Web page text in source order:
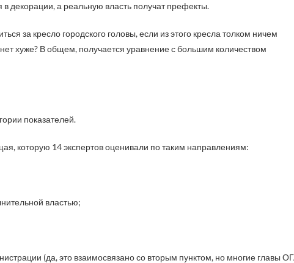
декорации, а реальную власть получат префекты.
за кресло городского головы, если из этого кресла толком ничем
хуже? В общем, получается уравнение с большим количеством
показателей.
которую 14 экспертов оценивали по таким направлениям:
властью;
(да, это взаимосвязано со вторым пунктом, но многие главы